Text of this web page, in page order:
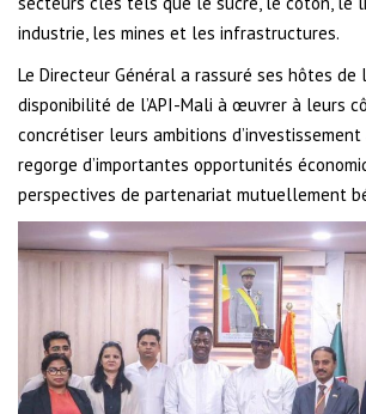
industrie, les mines et les infrastructures.
Le Directeur Général a rassuré ses hôtes de
disponibilité de l’API-Mali à œuvrer à leurs
concrétiser leurs ambitions d’investissement
regorge d’importantes opportunités
perspectives de partenariat mutuellement